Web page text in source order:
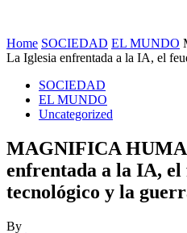
Home SOCIEDAD EL MUNDO
La Iglesia enfrentada a la IA, el
SOCIEDAD
EL MUNDO
Uncategorized
MAGNIFICA
enfrentada a la IA, el
tecnológico y la
By